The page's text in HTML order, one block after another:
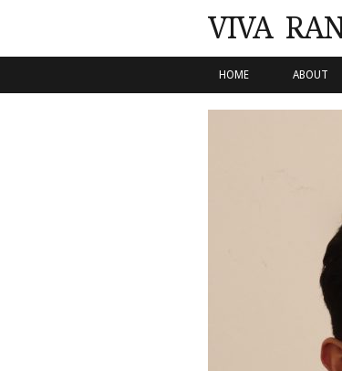
VIVA
HOME ABOUT